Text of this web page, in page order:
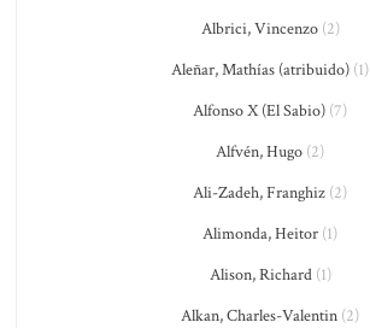
Albrici, Vincenzo(2)
Aleñar, Mathías (atribuido) (1)
Alfonso X (El Sabio) (7)
Alfvén, Hugo (2)
Ali-Zadeh, Franghiz (2)
Alimonda, Heitor (1)
Alison, Richard(1)
Alkan, Charles-Valentin (2)